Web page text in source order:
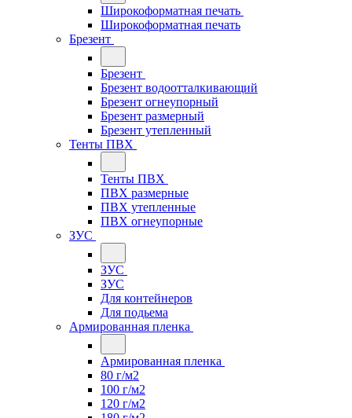
Широкоформатная печать
Широкоформатная печать
Брезент
Брезент
Брезент водоотталкивающий
Брезент огнеупорный
Брезент размерный
Брезент утепленный
Тенты ПВХ
Тенты ПВХ
ПВХ размерные
ПВХ утепленные
ПВХ огнеупорные
ЗУС
ЗУС
ЗУС
Для контейнеров
Для подьема
Армированная пленка
Армированная пленка
80 г/м2
100 г/м2
120 г/м2